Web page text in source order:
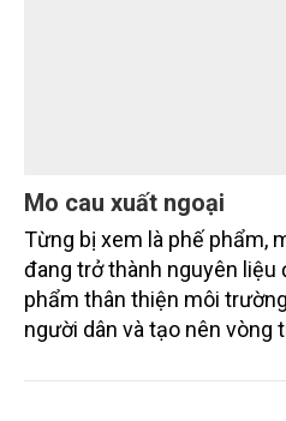
Mo cau xuất ngoại
Từng bị xem là phế phẩm,
đang trở thành nguyên
phẩm thân thiện môi
người dân và tạo nên vòng
chén, dĩa... từ mo cau đã